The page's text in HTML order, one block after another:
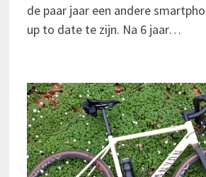
de paar jaar een andere
up to date te zijn. Na 6 jaar…